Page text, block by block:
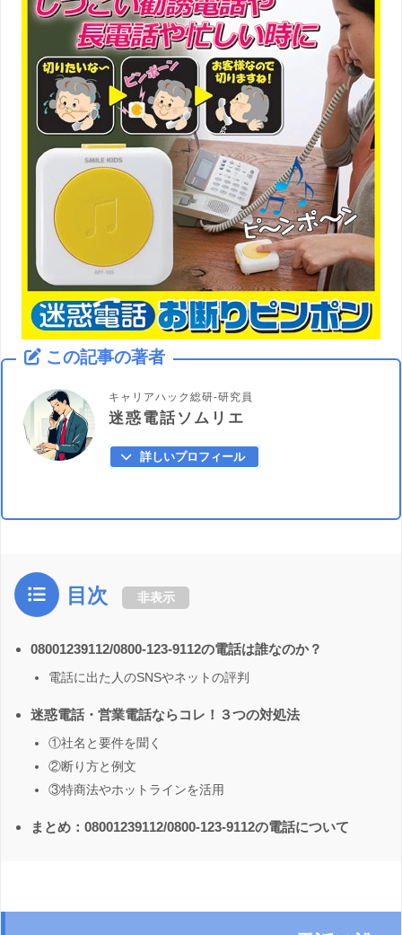
この記事の著者
キャリアハック総研-研究員
迷惑電話ソムリエ
詳しいプロフィール
目次 非表示
08001239112/0800-123-9112の電話は誰なのか？
電話に出た人のSNSやネットの評判
迷惑電話・営業電話ならコレ！３つの対処法
①社名と要件を聞く
②断り方と例文
③特商法やホットラインを活用
まとめ：08001239112/0800-123-9112の電話について